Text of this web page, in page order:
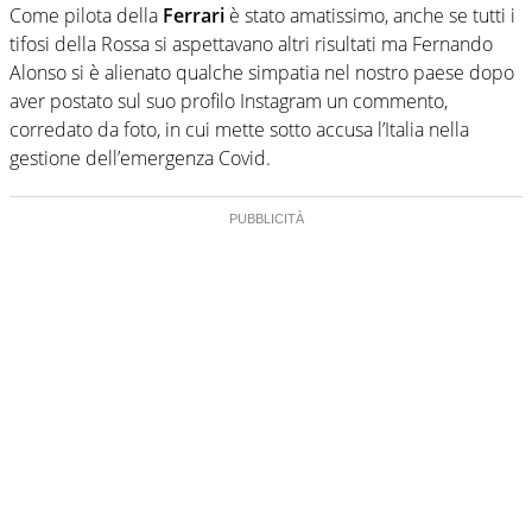
Come pilota della Ferrari è stato amatissimo, anche se tutti i
tifosi della Rossa si aspettavano altri risultati ma Fernando
Alonso si è alienato qualche simpatia nel nostro paese dopo
aver postato sul suo profilo Instagram un commento,
corredato da foto, in cui mette sotto accusa l’Italia nella
gestione dell’emergenza Covid.